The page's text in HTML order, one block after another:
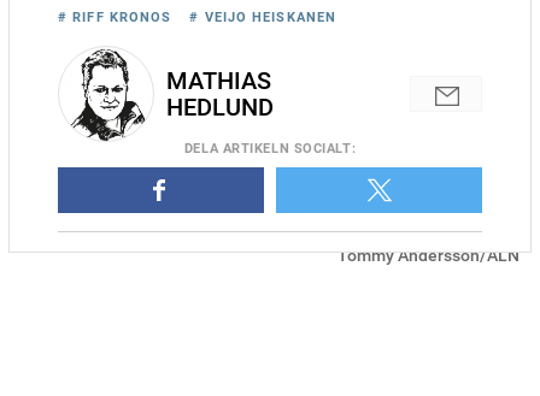
Riff Kronos presenterade sin första vinnare som pappa igår. Foto
Tommy Andersson/ALN
# RIFF KRONOS # VEIJO HEISKANEN
MATHIAS
HEDLUND
DELA ARTIKELN SOCIALT: